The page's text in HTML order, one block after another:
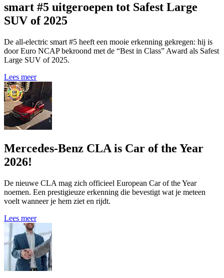
smart #5 uitgeroepen tot Safest Large
SUV of 2025
De all-electric smart #5 heeft een mooie erkenning gekregen: hij is
door Euro NCAP bekroond met de “Best in Class” Award als Safest
Large SUV of 2025.
Lees meer
Mercedes-Benz CLA is Car of the Year
2026!
De nieuwe CLA mag zich officieel European Car of the Year
noemen. Een prestigieuze erkenning die bevestigt wat je meteen
voelt wanneer je hem ziet en rijdt.
Lees meer